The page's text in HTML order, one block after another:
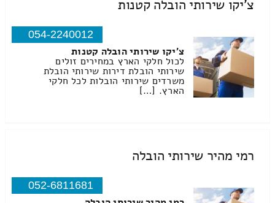
צ'יקו שירותי הובלה קטנות
054-2240012
צ'יקו שירותי הובלה קטנות
לכול חלקי הארץ במחירים זולים
שירותי הובלת דירות שירותי הובלת
משרדים שירותי הובלות לכל חלקי
הארץ. […]
רמי מהיר שירותי הובלה
052-6811681